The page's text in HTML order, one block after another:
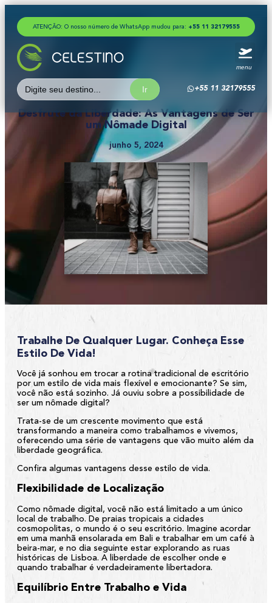
ATENÇÃO: O nosso número de WhatsApp mudou para: + 55 1 1 321 79555
menu
Search
for:
+55 11 32179555
Desfrute da Liberdade: As Vantagens de Ser
um Nômade Digital
junho 5, 2024
Trabalhe De Qualquer Lugar. Conheça Esse
Estilo De Vida!
Você já sonhou em trocar a rotina tradicional de escritório
por um estilo de vida mais flexível e emocionante? Se sim,
você não está sozinho. Já ouviu sobre a possibilidade de
ser um nômade digital?
Trata-se de um crescente movimento que está
transformando a maneira como trabalhamos e vivemos,
oferecendo uma série de vantagens que vão muito além da
liberdade geográfica.
Confira algumas vantagens desse estilo de vida.
Flexibilidade de Localização
Como nômade digital, você não está limitado a um único
local de trabalho. De praias tropicais a cidades
cosmopolitas, o mundo é o seu escritório. Imagine acordar
em uma manhã ensolarada em Bali e trabalhar em um café à
beira-mar, e no dia seguinte estar explorando as ruas
históricas de Lisboa. A liberdade de escolher onde e
quando trabalhar é verdadeiramente libertadora.
Equilíbrio Entre Trabalho e Vida